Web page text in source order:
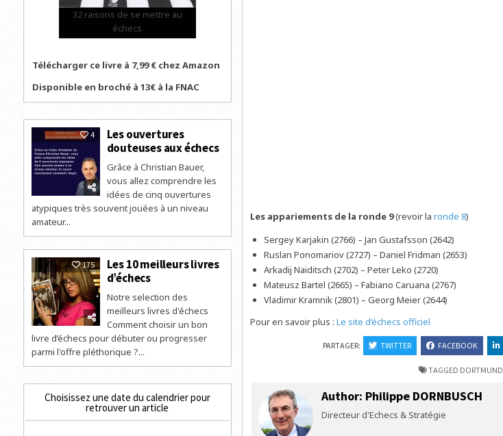
Les appariements de la ronde 9(revoir la ronde 8)
Sergey Karjakin (2766) – Jan Gustafsson (2642)
Ruslan Ponomariov (2727) – Daniel Fridman (2653)
Arkadij Naiditsch (2702) – Peter Leko (2720)
Mateusz Bartel (2665) – Fabiano Caruana (2767)
Vladimir Kramnik (2801) – Georg Meier (2644)
Pour en savoir plus : Le site d’échecs officiel
PARTAGER: TWITTER FACEBOOK
TAGGED DORTMUND
Author: Philippe DORNBUSCH
Directeur d'Echecs & Stratégie
32 raisons de se mettre au
échecs
Télécharger ce livre à 7,99 € chez Amazon
Disponible en broché à 13€ à la FNAC
4
Les ouvertures
douteuses aux échecs
Grâce à Christian Bauer,
vous allez comprendre les
idées de cinq ouvertures
atypiques très souvent jouées à un niveau
amateur...
175
Les 10 meilleurs livres
d’échecs
Notre selection des
meilleurs livres d'échecs
Comment choisir un bon
livre d’échecs pour débuter ou progresser
parmi l'offre pléthorique ?...
Choisissez une date du calendrier pour
retrouver un article